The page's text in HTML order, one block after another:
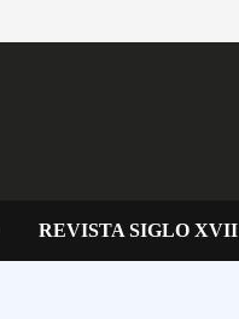
REVISTA SIGLO XVII